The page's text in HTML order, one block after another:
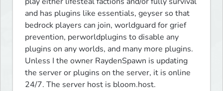
and has plugins like essentials, geyser so that
bedrock players can join, worldguard for grief
prevention, perworldplugins to disable any
plugins on any worlds, and many more plugins.
Unless I the owner RaydenSpawn is updating
the server or plugins on the server, it is online
24/7. The server host is bloom.host.